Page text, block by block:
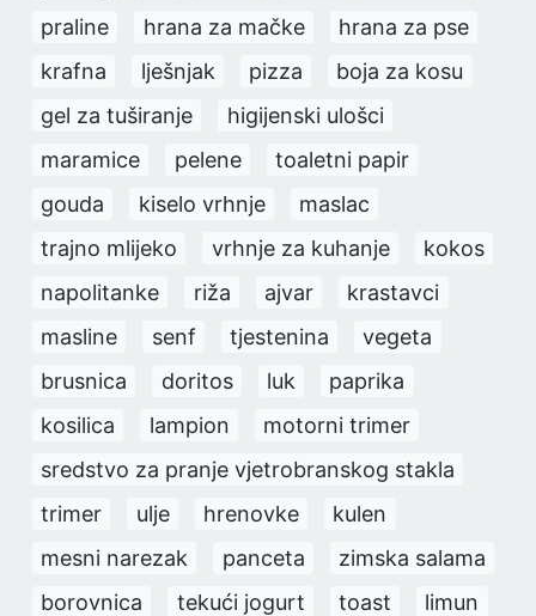
praline
hrana za mačke
hrana za pse
krafna
lješnjak pizza
boja za kosu
gel za tuširanje
higijenski ulošci
maramice
pelene
toaletni papir
gouda
kiselo vrhnje
maslac
trajno mlijeko
vrhnje za kuhanje
kokos
napolitanke
riža ajvar
krastavci
masline
senf tjestenina
vegeta
brusnica
doritos luk
paprika
kosilica
lampion
motorni trimer
sredstvo za pranje vjetrobranskog stakla
trimer
ulje hrenovke
kulen
mesni narezak
panceta
zimska salama
borovnica
tekući jogurt toast
limun